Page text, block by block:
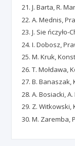
J. Barta, R.
A. Mednis,
J. Sie
I. Dobosz,
M. Kruk,
T. Mołdawa,
B. Banaszak,
A. Bosiacki,
Z. Witkowski,
M. Zaremba,